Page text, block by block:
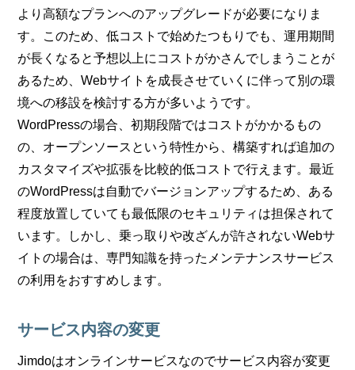
より高額なプランへのアップグレードが必要になりま
す。このため、低コストで始めたつもりでも、運用期間
が長くなると予想以上にコストがかさんでしまうことが
あるため、Webサイトを成長させていくに伴って別の環
境への移設を検討する方が多いようです。
WordPressの場合、初期段階ではコストがかかるもの
の、オープンソースという特性から、構築すれば追加の
カスタマイズや拡張を比較的低コストで行えます。最近
のWordPressは自動でバージョンアップするため、ある
程度放置していても最低限のセキュリティは担保されて
います。しかし、乗っ取りや改ざんが許されないWebサ
イトの場合は、専門知識を持ったメンテナンスサービス
の利用をおすすめします。
サービス内容の変更
Jimdoはオンラインサービスなのでサービス内容が変更